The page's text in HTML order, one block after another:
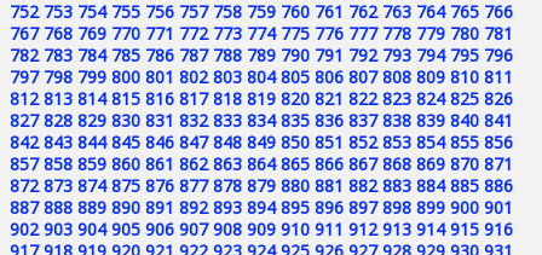
752 753 754 755 756 757 758 759 760 761 762 763 764 765 766
767 768 769 770 771 772 773 774 775 776 777 778 779 780 781
782 783 784 785 786 787 788 789 790 791 792 793 794 795 796
797 798 799 800 801 802 803 804 805 806 807 808 809 810 811
812 813 814 815 816 817 818 819 820 821 822 823 824 825 826
827 828 829 830 831 832 833 834 835 836 837 838 839 840 841
842 843 844 845 846 847 848 849 850 851 852 853 854 855 856
857 858 859 860 861 862 863 864 865 866 867 868 869 870 871
872 873 874 875 876 877 878 879 880 881 882 883 884 885 886
887 888 889 890 891 892 893 894 895 896 897 898 899 900 901
902 903 904 905 906 907 908 909 910 911 912 913 914 915 916